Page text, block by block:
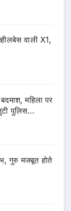
वाली X1,
महिला पर
पुलिस…
गुरु मजबूत होते